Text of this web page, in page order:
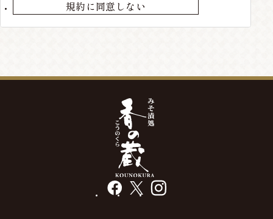
会員が退会を希望する場合には、当店までメールにて
当店の判断により、本サービスを変更・廃止をするこ
最終の発送から、3年以上経過している場合や、メー
ルアドレス等の不通が発生した場合には、会員情報を
削除する場合があります。
規約に同意しない
facebook instagram